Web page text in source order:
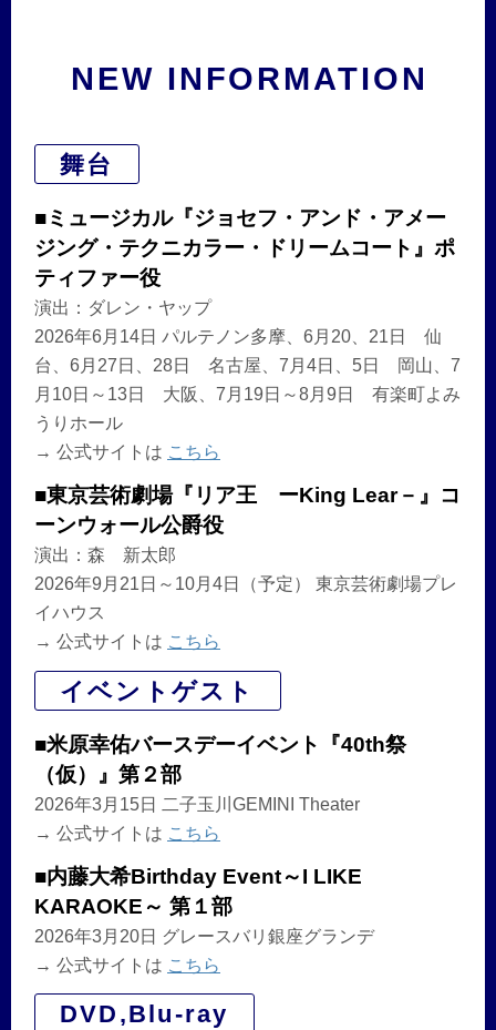
NEW INFORMATION
舞台
■ミュージカル『ジョセフ・アンド・アメー
ジング・テクニカラー・ドリームコート』ポ
ティファー役
演出：ダレン・ヤップ
2026年6月14日 パルテノン多摩、6月20、21日 仙
台、6月27日、28日 名古屋、7月4日、5日 岡山、7
月10日～13日 大阪、7月19日～8月9日 有楽町よみ
うりホール
→ 公式サイトは こちら
■東京芸術劇場『リア王 ーKing Lear－』コ
ーンウォール公爵役
演出：森 新太郎
2026年9月21日～10月4日（予定） 東京芸術劇場プレ
イハウス
→ 公式サイトは こちら
イベントゲスト
■米原幸佑バースデーイベント『40th祭
（仮）』第２部
2026年3月15日 二子玉川GEMINI Theater
→ 公式サイトは こちら
■内藤大希Birthday Event～I LIKE
KARAOKE～ 第１部
2026年3月20日 グレースバリ銀座グランデ
→ 公式サイトは こちら
DVD,Blu-ray